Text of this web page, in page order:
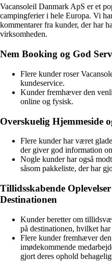
Vacansoleil Danmark ApS er et
campingferier i hele Europa. Vi
kommentarer fra kunder, der har
virksomheden.
Nem Booking og God
Flere kunder roser
kundeservice.
Kunder fremhæver den
online og fysisk.
Overskuelig Hjemmeside
Flere kunder har været
der giver god information
Nogle kunder har også
såsom pakkeliste, der har
Tillidsskabende
Destinationen
Kunder beretter om
på destinationen, hvilket
Flere kunder fremhæver
imødekommende
gjort deres ophold